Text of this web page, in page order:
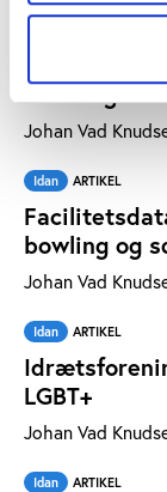
Valgoplæg
klima og
Johan Vad
Idan ARTIKEL
bowling og
Johan Vad
Idan ARTIKEL
LGBT+
Johan Vad
Idan ARTIKEL